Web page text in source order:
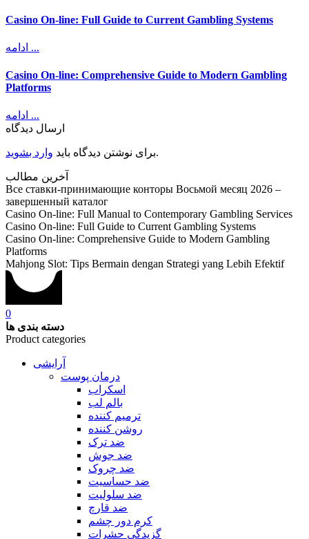
Casino On-line: Full Guide to Current Gambling Systems
ادامه ...
Casino On-line: Comprehensive Guide to Modern Gambling
Platforms
ادامه ...
ارسال دیدگاه
برای نوشتن دیدگاه باید وارد بشوید .
آخرین مطالب
Все ставки-принимающие конторы Восьмой месяц 2026 –
завершенный каталог
Casino On-line: Full Manual to Contemporary Gambling Services
Casino On-line: Full Guide to Current Gambling Systems
Casino On-line: Comprehensive Guide to Modern Gambling
Platforms
Mahjong Slot: Tips Bermain dengan Strategi yang Lebih Efektif
0
دسته بندی ها
Product categories
آرایشی
درمان پوست
اسکراب
بالم لب
ترمیم کننده
روشن کننده
ضد ترک
ضد جوش
ضد چروک
ضد حساسیت
ضد سلولیت
ضد قارچ
کرم دور چشم
گزیدگی حشرات